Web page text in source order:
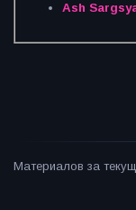
Ash
Материалов за